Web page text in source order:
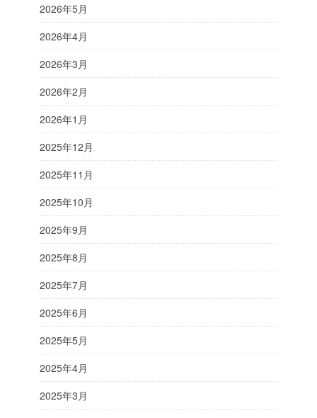
2026年5月
2026年4月
2026年3月
2026年2月
2026年1月
2025年12月
2025年11月
2025年10月
2025年9月
2025年8月
2025年7月
2025年6月
2025年5月
2025年4月
2025年3月